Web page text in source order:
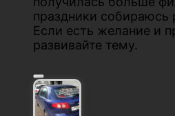
праздники собираюсь
Если есть желание и
развивайте тему.